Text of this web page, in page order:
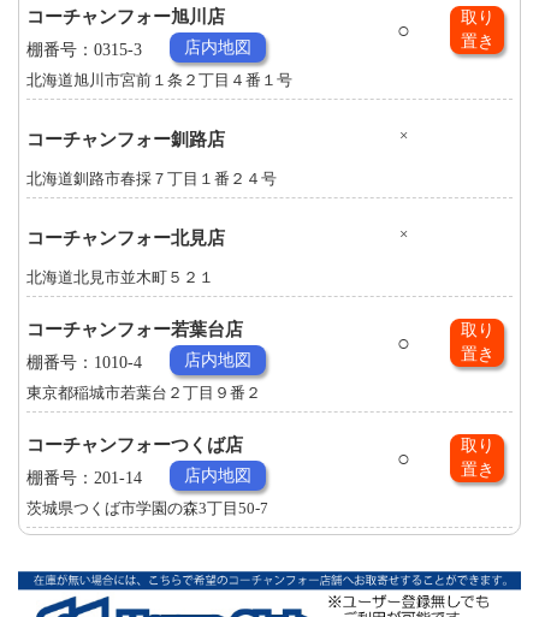
コーチャンフォー旭川店
○
取り
置き
棚番号：0315-3 店内地図
北海道旭川市宮前１条２丁目４番１号
コーチャンフォー釧路店 ×
北海道釧路市春採７丁目１番２４号
コーチャンフォー北見店 ×
北海道北見市並木町５２１
コーチャンフォー若葉台店
○
取り
置き
棚番号：1010-4 店内地図
東京都稲城市若葉台２丁目９番２
コーチャンフォーつくば店
○
取り
置き
棚番号：201-14 店内地図
茨城県つくば市学園の森3丁目50-7